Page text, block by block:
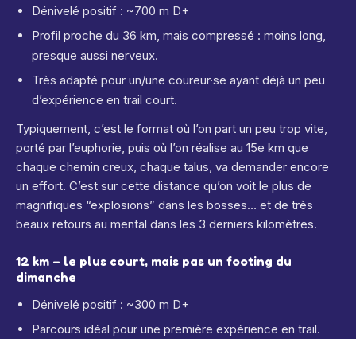
Dénivelé positif : ~700 m D+
Profil proche du 36 km, mais compressé : moins long,
presque aussi nerveux.
Très adapté pour un/une coureur·se ayant déjà un peu
d’expérience en trail court.
Typiquement, c’est le format où l’on part un peu trop vite,
porté par l’euphorie, puis où l’on réalise au 15e km que
chaque chemin creux, chaque talus, va demander encore
un effort. C’est sur cette distance qu’on voit le plus de
magnifiques “explosions” dans les bosses… et de très
beaux retours au mental dans les 3 derniers kilomètres.
12 km – le plus court, mais pas un footing du
dimanche
Dénivelé positif : ~300 m D+
Parcours idéal pour une première expérience en trail.